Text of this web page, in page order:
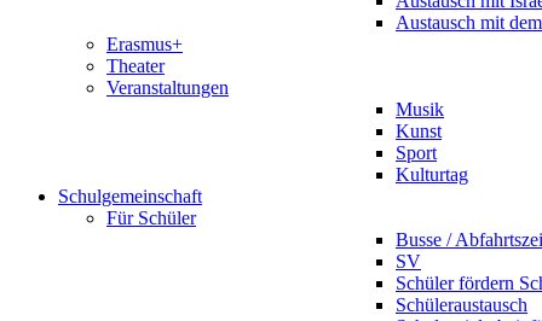
Austausch mit
Erasmus+
Theater
Veranstaltungen
Musik
Kunst
Sport
Kulturtag
Schulgemeinschaft
Für Schüler
Busse /
SV
Schüler fördern
Schüleraustausch